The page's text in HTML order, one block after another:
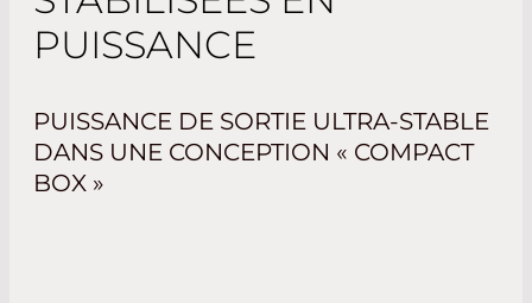
PUISSANCE
PUISSANCE DE SORTIE ULTRA-STABLE
DANS UNE CONCEPTION « COMPACT
BOX »